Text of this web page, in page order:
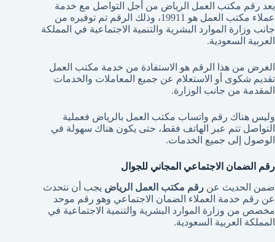
يعد رقم مكتب العمل الرياض من أجل التواصل مع خدمة
عملاء مكتب العمل هو 19911، وذلك الرقم تم توفيره من
جانب وزارة الموارد البشرية والتنمية الاجتماعية في المملكة
العربية السعودية.
الغرض من هذا الرقم هو الاستفادة من خدمة مكتب العمل
تقديم شكوى أو الاستعلام عن جميع المعاملات والخدمات
المقدمة من جانب الوزارة.
وليس هناك رقم واتساب مكتب العمل بالرياض فعملية
التواصل تتم عبر الهاتف فقط، حتى يكون هناك سهولة في
الوصول إلى جميع الخدمات.
رقم الضمان الاجتماعي المجاني للجوال
ضمن الحديث عن رقم مكتب العمل الرياض يجب أن نتحدث
عن رقم خدمة العملاء الضمان الاجتماعي وهو رقم موحد
مخصص من وزارة الموارد البشرية والتنمية الاجتماعية في
المملكة العربية السعودية.